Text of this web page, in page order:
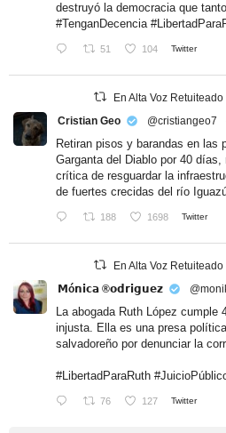
destruyó la democracia que
#TenganDecencia
51 104 Twitter
En Alta Voz Retuiteado
Cristian Geo
@cristiangeo7
Retiran pisos y barandas en las
Garganta del Diablo por 40
crítica de resguardar la
de fuertes crecidas del río
188 1698 Twitter
En Alta Voz Retuiteado
𝗠ó𝗻𝗶𝗰𝗮 ®𝗼𝗱𝗿𝗶𝗴𝘂𝗲𝘇
La abogada Ruth López cumple
injusta. Ella es una presa
salvadoreño por denunciar la
#LibertadParaRuth
76 127 Twitter